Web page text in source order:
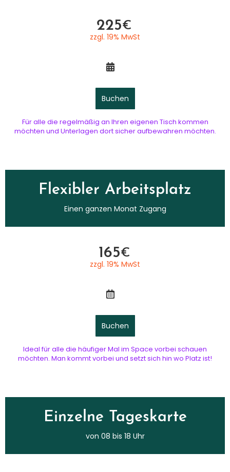
225€
zzgl. 19% MwSt​
Buchen
Für alle die regelmäßig an Ihren eigenen Tisch kommen
möchten und Unterlagen dort sicher aufbewahren möchten.
Flexibler Arbeitsplatz​
Einen ganzen Monat Zugang​
165€
zzgl. 19% MwSt​
Buchen
Ideal für alle die häufiger Mal im Space vorbei schauen
möchten. Man kommt vorbei und setzt sich hin wo Platz ist!
Einzelne Tageskarte​
von 08 bis 18 Uhr​